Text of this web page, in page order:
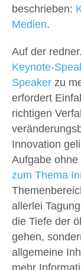
beschrieben:
Medien.
Auf der
Keynote-
Speaker zu
erfordert
richtigen
Innovation
Aufgabe
zum Thema
allerlei
die Tiefe der
gehen,
allgemeine
mehr